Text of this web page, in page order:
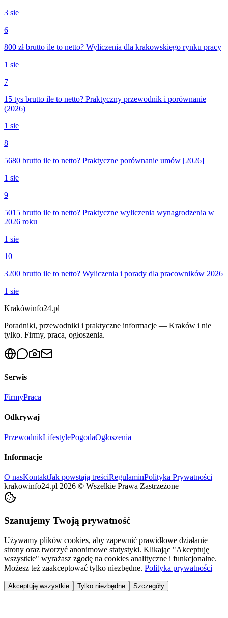
3 sie
6
800 zł brutto ile to netto? Wyliczenia dla krakowskiego rynku pracy
1 sie
7
15 tys brutto ile to netto? Praktyczny przewodnik i porównanie
(2026)
1 sie
8
5680 brutto ile to netto? Praktyczne porównanie umów [2026]
1 sie
9
5015 brutto ile to netto? Praktyczne wyliczenia wynagrodzenia w
2026 roku
1 sie
10
3200 brutto ile to netto? Wyliczenia i porady dla pracowników 2026
1 sie
Krakówinfo24.pl
Poradniki, przewodniki i praktyczne informacje — Kraków i nie
tylko. Firmy, praca, ogłoszenia.
Serwis
FirmyPraca
Odkrywaj
PrzewodnikLifestylePogodaOgłoszenia
Informacje
O nasKontaktJak powstają treściRegulaminPolityka Prywatności
krakowinfo24.pl 2026 © Wszelkie Prawa Zastrzeżone
Szanujemy Twoją prywatność
Używamy plików cookies, aby zapewnić prawidłowe działanie
strony oraz tworzyć anonimowe statystyki. Klikając "Akceptuję
wszystkie" wyrażasz zgodę na cookies analityczne i funkcjonalne.
Możesz też zaakceptować tylko niezbędne. Polityka prywatności
Akceptuję wszystkie Tylko niezbędne Szczegóły